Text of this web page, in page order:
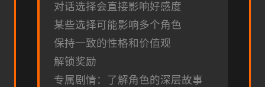
对话选择会直接影响好感度
某些选择可能影响多个角色
保持一致的性格和价值观
解锁奖励
专属剧情：了解角色的深层故事